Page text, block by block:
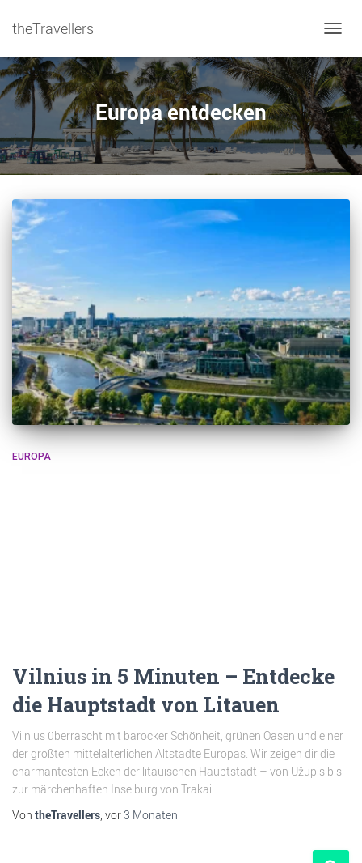
theTravellers
Europa entdecken
EUROPA
Vilnius in 5 Minuten – Entdecke
die Hauptstadt von Litauen
Vilnius überrascht mit barocker Schönheit, grünen Oasen und einer
der größten mittelalterlichen Altstädte Europas. Wir zeigen dir die
charmantesten Ecken der litauischen Hauptstadt – von Užupis bis
zur märchenhaften Inselburg von Trakai.
Von theTravellers , vor3 Monaten